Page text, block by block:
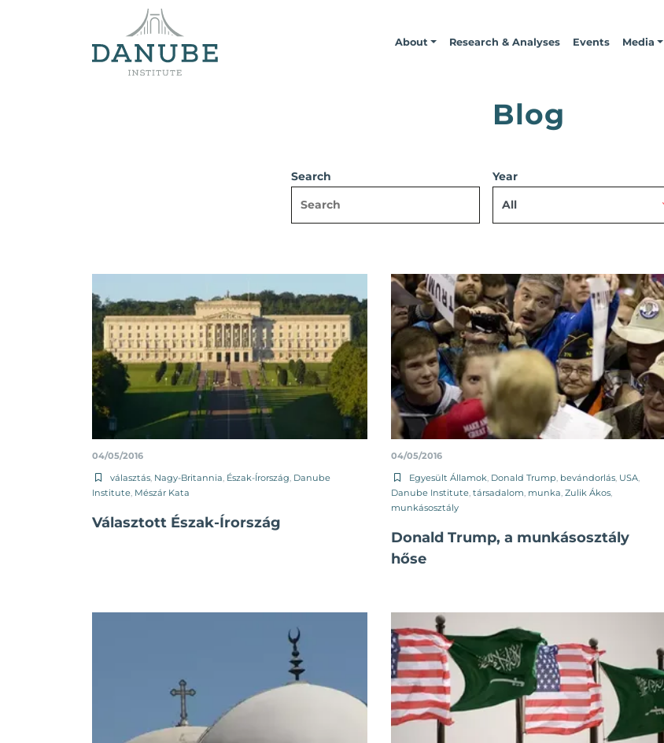
About Research & Analyses Events Media
Blog
Search Year
04/05/2016
választás, Nagy-Britannia, Észak-Írország, Danube
Institute, Mészár Kata
Választott Észak-Írország
04/05/2016
Egyesült Államok, Donald Trump, bevándorlás, USA,
Danube Institute, társadalom, munka, Zulik Ákos,
munkásosztály
Donald Trump, a munkásosztály
hőse